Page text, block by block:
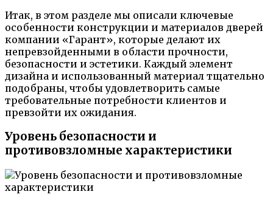
Итак, в этом разделе мы описали ключевые
особенности конструкции и материалов дверей
компании «Гарант», которые делают их
непревзойденными в области прочности,
безопасности и эстетики. Каждый элемент
дизайна и использованный материал тщательно
подобраны, чтобы удовлетворить самые
требовательные потребности клиентов и
превзойти их ожидания.
Уровень безопасности и
противовзломные характеристики